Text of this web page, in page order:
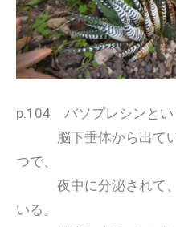
p.104 バソプレシンとい
脳下垂体から出てい
つで、
夜中に分泌されて、
いる。